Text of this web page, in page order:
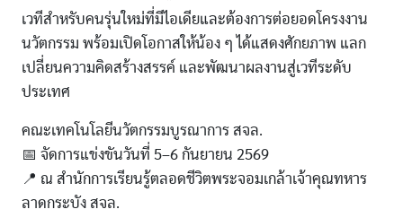
เวทีสำหรับคนรุ่นใหม่ที่มีไอเดียและต้องการต่อยอดโครงงาน
นวัตกรรม พร้อมเปิดโอกาสให้น้อง ๆ ได้แสดงศักยภาพ แลก
เปลี่ยนความคิดสร้างสรรค์ และพัฒนาผลงานสู่เวทีระดับ
ประเทศ
คณะเทคโนโลยีนวัตกรรมบูรณาการ สจล.
📅 จัดการแข่งขันวันที่ 5–6 กันยายน 2569
📍 ณ สำนักการเรียนรู้ตลอดชีวิตพระจอมเกล้าเจ้าคุณทหาร
ลาดกระบัง สจล.